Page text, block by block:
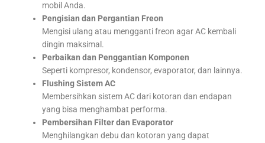
mobil Anda.
Pengisian dan Pergantian Freon
Mengisi ulang atau mengganti freon agar AC kembali
dingin maksimal.
Perbaikan dan Penggantian Komponen
Seperti kompresor, kondensor, evaporator, dan lainnya.
Flushing Sistem AC
Membersihkan sistem AC dari kotoran dan endapan
yang bisa menghambat performa.
Pembersihan Filter dan Evaporator
Menghilangkan debu dan kotoran yang dapat